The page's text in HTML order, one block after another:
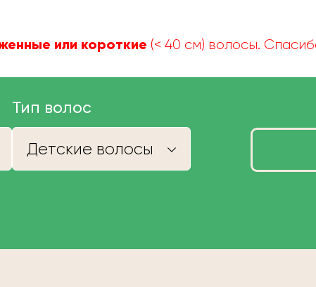
или короткие (< 40 см) волосы.
Тип волос
Детские волосы